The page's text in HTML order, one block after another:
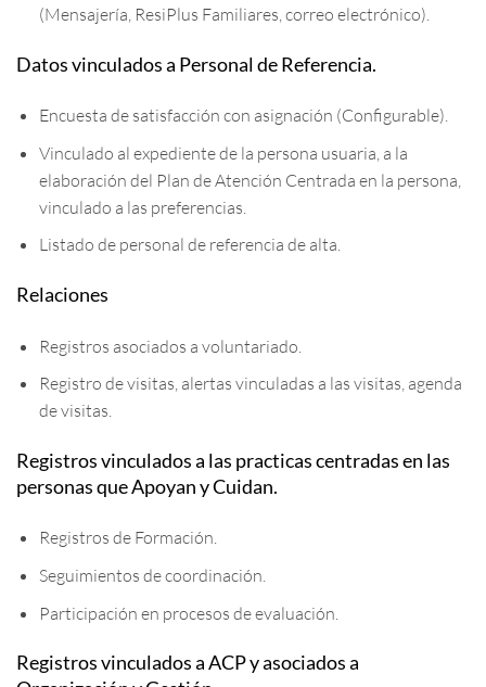
(Mensajería, ResiPlus Familiares, correo electrónico).
Datos vinculados a Personal de Referencia.
Encuesta de satisfacción con asignación (Configurable).
Vinculado al expediente de la persona usuaria, a la
elaboración del Plan de Atención Centrada en la persona,
vinculado a las preferencias.
Listado de personal de referencia de alta.
Relaciones
Registros asociados a voluntariado.
Registro de visitas, alertas vinculadas a las visitas, agenda
de visitas.
Registros vinculados a las practicas centradas en las
personas que Apoyan y Cuidan.
Registros de Formación.
Seguimientos de coordinación.
Participación en procesos de evaluación.
Registros vinculados a ACP y asociados a